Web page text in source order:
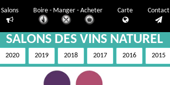
Salons Boire - Manger - Acheter Carte Contact
SALONS DES VINS NATUREL
2020 2019 2018 2017 2016 2015